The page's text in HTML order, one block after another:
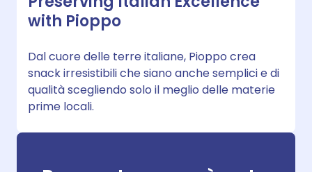
with Pioppo
Dal cuore delle terre italiane, Pioppo crea
snack irresistibili che siano anche semplici e di
qualità scegliendo solo il meglio delle materie
prime locali.